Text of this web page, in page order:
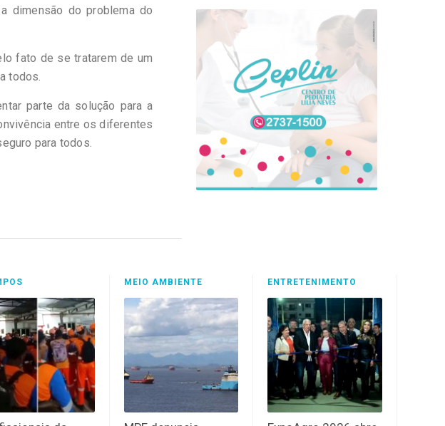
dimensão do problema do
fato de se tratarem de um
todos.
parte da solução para a
entre os diferentes
para todos.
MEIO AMBIENTE ENTRETENIMENTO